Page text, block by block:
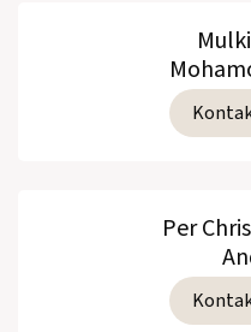
Per